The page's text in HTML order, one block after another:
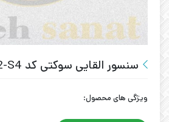
سنسور القایی سوکتی کد IPS-304-CP-12-S4
ویژگی های محصول: